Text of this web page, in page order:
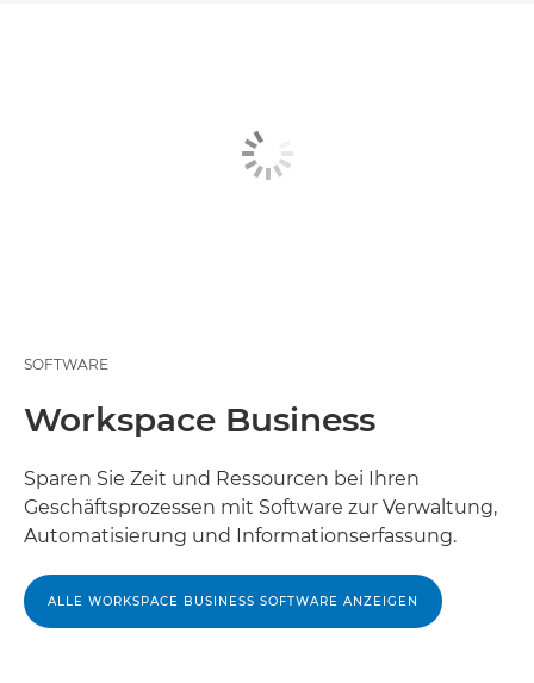
KOMMERZIELLER PRODUKTIONSDRUCK
SOFTWARE
Workspace Business
Sparen Sie Zeit und Ressourcen bei Ihren
Geschäftsprozessen mit Software zur Verwaltung,
Automatisierung und Informationserfassung.
ALLE WORKSPACE BUSINESS SOFTWARE ANZEIGEN